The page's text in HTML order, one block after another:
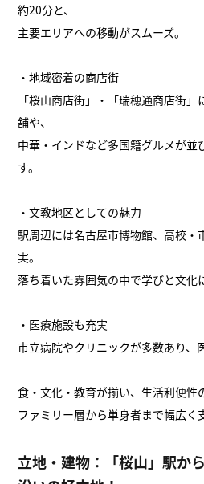
約20分と、
主要エリアへの移動がスムーズ。
・地域密着の商店街
「桜山商店街」・「瑞穂通商店街
舗や、
中華・インドなど多国籍グルメが並
す。
・文教地区としての魅力
駅周辺には名古屋市博物館、高校・
実。
落ち着いた雰囲気の中で学びと文化
・医療施設も充実
市立病院やクリニックが多数あり
食・文化・教育が揃い、生活利便性
ファミリー層から単身者まで幅広
立地・建物：「桜山」駅か